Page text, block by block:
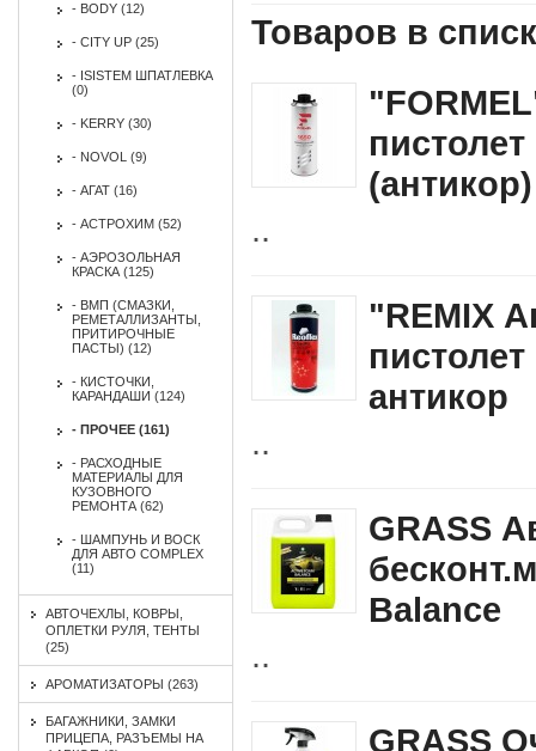
- BODY (12)
- CITY UP (25)
- ISISTEM ШПАТЛЕВКА
(0)
- KERRY (30)
- NOVOL (9)
- АГАТ (16)
- АСТРОХИМ (52)
- АЭРОЗОЛЬНАЯ
КРАСКА (125)
- ВМП (СМАЗКИ,
РЕМЕТАЛЛИЗАНТЫ,
ПРИТИРОЧНЫЕ
ПАСТЫ) (12)
- КИСТОЧКИ,
КАРАНДАШИ (124)
- ПРОЧЕЕ (161)
- РАСХОДНЫЕ
МАТЕРИАЛЫ ДЛЯ
КУЗОВНОГО
РЕМОНТА (62)
- ШАМПУНЬ И ВОСК
ДЛЯ АВТО СOMPLEX
(11)
АВТОЧЕХЛЫ, КОВРЫ,
ОПЛЕТКИ РУЛЯ, ТЕНТЫ
(25)
АРОМАТИЗАТОРЫ (263)
БАГАЖНИКИ, ЗАМКИ
ПРИЦЕПА, РАЗЪЕМЫ НА
Товаров в
(антикор)
..
"REMIX
антикор
..
GRASS
Balance
..
GRASS